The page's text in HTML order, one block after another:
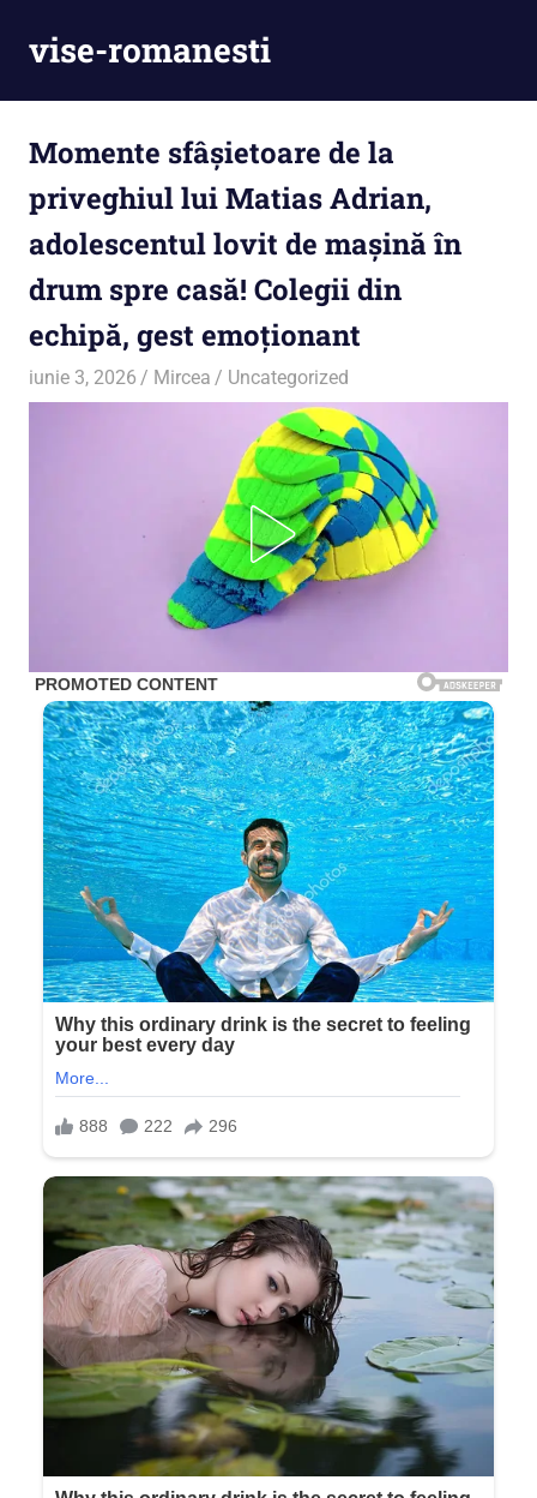
vise-romanesti
Momente sfâșietoare de la
priveghiul lui Matias Adrian,
adolescentul lovit de mașină în
drum spre casă! Colegii din
echipă, gest emoționant
iunie 3, 2026 Mircea Uncategorized